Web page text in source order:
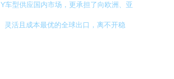
车型供应国内市场，更承担了向欧洲、亚
灵活且成本最优的全球出口，离不开稳